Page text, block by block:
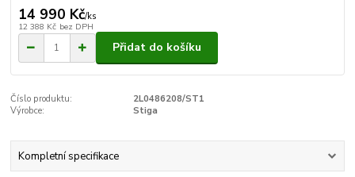
14 990 Kč/ks
12 388 Kč bez DPH
Přidat do košíku
Číslo produktu:
2L0486208/ST1
Výrobce:
Stiga
Kompletní specifikace